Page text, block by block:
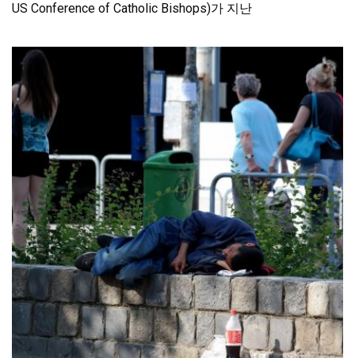
US Conference of Catholic Bishops)가 지난